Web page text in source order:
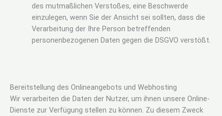
des mutmaßlichen Verstoßes, eine Beschwerde
einzulegen, wenn Sie der Ansicht sei sollten, dass die
Verarbeitung der Ihre Person betreffenden
personenbezogenen Daten gegen die DSGVO verstößt.
Bereitstellung des Onlineangebots und Webhosting
Wir verarbeiten die Daten der Nutzer, um ihnen unsere Online-
Dienste zur Verfügung stellen zu können. Zu diesem Zweck